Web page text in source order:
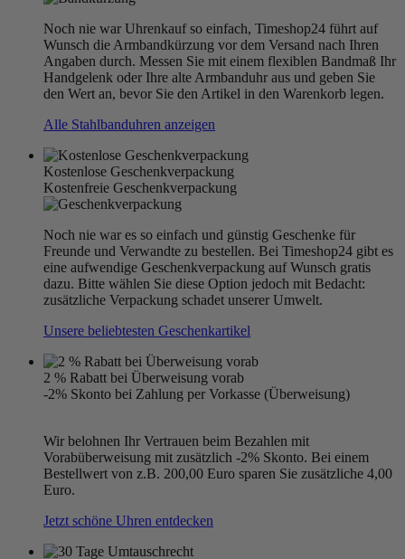
Noch nie war Uhrenkauf so einfach, Timeshop24 führt auf
Wunsch die Armbandkürzung vor dem Versand nach Ihren
Angaben durch. Messen Sie mit einem flexiblen Bandmaß Ihr
Handgelenk oder Ihre alte Armbanduhr aus und geben Sie
den Wert an, bevor Sie den Artikel in den Warenkorb legen.
Alle Stahlbanduhren anzeigen
Kostenlose Geschenkverpackung
Kostenfreie Geschenkverpackung
Noch nie war es so einfach und günstig Geschenke für
Freunde und Verwandte zu bestellen. Bei Timeshop24 gibt es
eine aufwendige Geschenkverpackung auf Wunsch gratis
dazu. Bitte wählen Sie diese Option jedoch mit Bedacht:
zusätzliche Verpackung schadet unserer Umwelt.
Unsere beliebtesten Geschenkartikel
2 % Rabatt bei Überweisung vorab
-2% Skonto bei Zahlung per Vorkasse (Überweisung)
Wir belohnen Ihr Vertrauen beim Bezahlen mit
Vorabüberweisung mit zusätzlich -2% Skonto. Bei einem
Bestellwert von z.B. 200,00 Euro sparen Sie zusätzliche 4,00
Euro.
Jetzt schöne Uhren entdecken